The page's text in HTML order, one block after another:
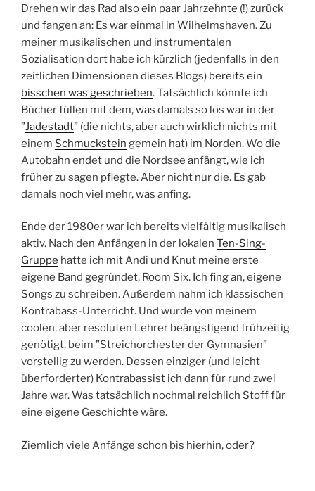
Drehen wir das Rad also ein paar Jahrzehnte (!) zurück
und fangen an: Es war einmal in Wilhelmshaven. Zu
meiner musikalischen und instrumentalen
Sozialisation dort habe ich kürzlich (jedenfalls in den
zeitlichen Dimensionen dieses Blogs) bereits ein
bisschen was geschrieben. Tatsächlich könnte ich
Bücher füllen mit dem, was damals so los war in der
”Jadestadt” (die nichts, aber auch wirklich nichts mit
einem Schmuckstein gemein hat) im Norden. Wo die
Autobahn endet und die Nordsee anfängt, wie ich
früher zu sagen pflegte. Aber nicht nur die. Es gab
damals noch viel mehr, was anfing.
Ende der 1980er war ich bereits vielfältig musikalisch
aktiv. Nach den Anfängen in der lokalen Ten-Sing-
Gruppe hatte ich mit Andi und Knut meine erste
eigene Band gegründet, Room Six. Ich fing an, eigene
Songs zu schreiben. Außerdem nahm ich klassischen
Kontrabass-Unterricht. Und wurde von meinem
coolen, aber resoluten Lehrer beängstigend frühzeitig
genötigt, beim ”Streichorchester der Gymnasien”
vorstellig zu werden. Dessen einziger (und leicht
überforderter) Kontrabassist ich dann für rund zwei
Jahre war. Was tatsächlich nochmal reichlich Stoff für
eine eigene Geschichte wäre.
Ziemlich viele Anfänge schon bis hierhin, oder?